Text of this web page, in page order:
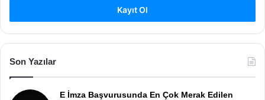
Kayıt Ol
Son Yazılar
E İmza Başvurusunda En Çok Merak Edilen